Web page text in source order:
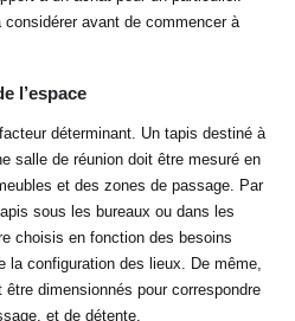
avant de commencer à
l’espace
facteur déterminant. Un tapis destiné à
salle de réunion doit être mesuré en
et des zones de passage. Par
sous les bureaux ou dans les
choisis en fonction des besoins
configuration des lieux. De même,
dimensionnés pour correspondre
et de détente.